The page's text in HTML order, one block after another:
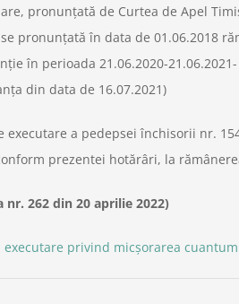
pronunţată de Curtea de Apel
pronunţată în data de 01.06.2018
în perioada 21.06.2020-
din data de 16.07.2021)
executare a pedepsei închisorii nr.
prezentei hotărâri, la
nr. 262 din 20 aprilie 2022)
executare privind micşorarea